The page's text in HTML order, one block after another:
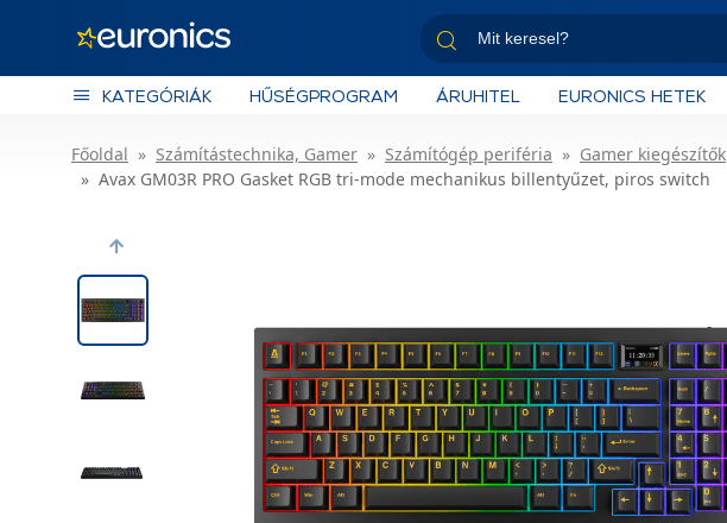
KATEGÓRIÁK HŰSÉGPROGRAM ÁRUHITEL EURONICS HETEK
Főoldal Számítástechnika, Gamer Számítógép periféria Gamer kiegészítők
Avax GM03R PRO Gasket RGB tri-mode mechanikus billentyűzet, piros switch
Previous